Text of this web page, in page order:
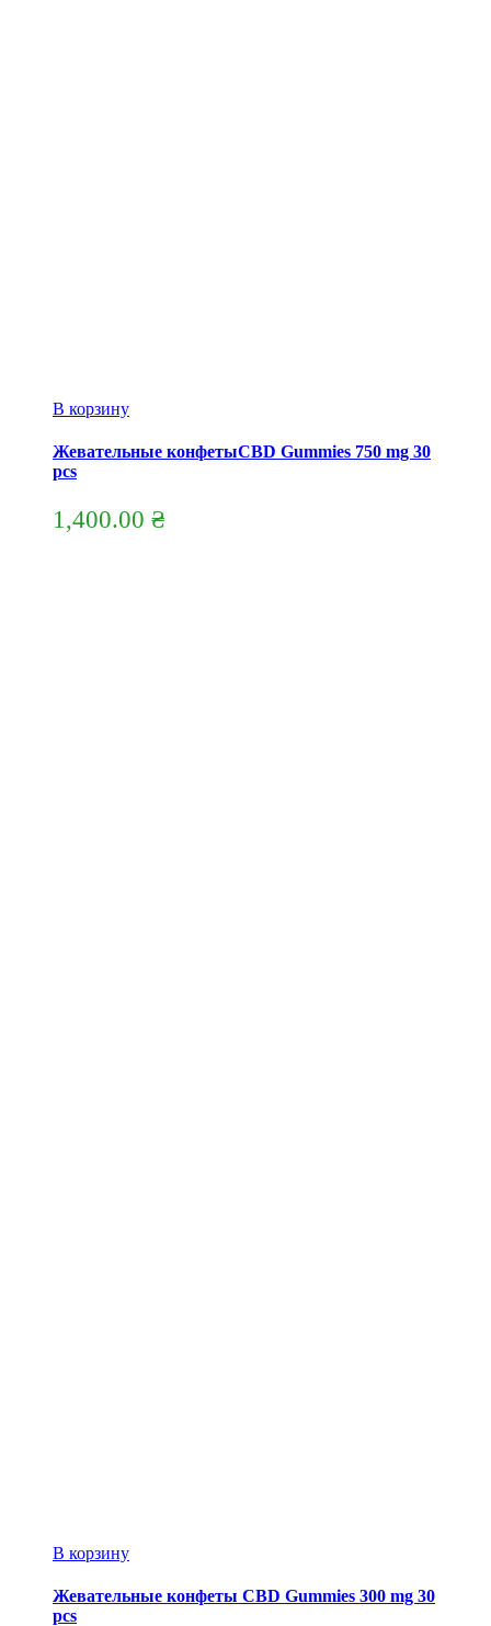
В корзину
Жевательные конфетыCBD Gummies 750 mg 30
pcs
1,400.00 ₴
В корзину
Жевательные конфеты CBD Gummies 300 mg 30
pcs